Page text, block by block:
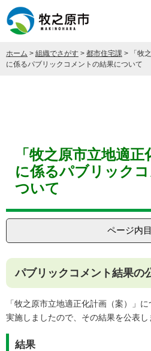
ー
先
頭
ニ
を
飛
ホーム > 組織でさがす > 都市住宅課 >
「牧
に係るパブリックコメントの結果について
「牧之原市立地適正
に係るパブリック
ついて
ページ内
パブリックコメント結果の
「牧之原市立地適正化計画（案）」
実施しましたので、その結果を公表し
結果